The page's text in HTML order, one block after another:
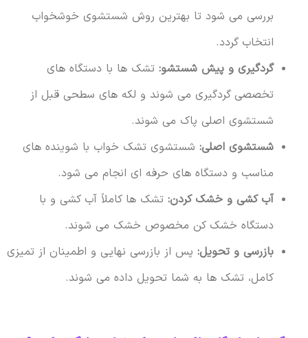
بررسی می شود تا بهترین روش شستشوی خوشخواب
انتخاب گردد.
گردگیری و پیش شستشو:تشک ها با دستگاه های
تخصصی گردگیری می شوند و لکه های سطحی قبل از
شستشوی اصلی پاک می شوند.
شستشوی اصلی:شستشوی تشک خواب با شوینده های
مناسب و دستگاه های حرفه ای انجام می شود.
آب کشی و خشک کردن:تشک ها کاملاً آب کشی و با
دستگاه خشک کن مخصوص خشک می شوند.
بازرسی و تحویل:پس از بازرسی نهایی و اطمینان از تمیزی
کامل، تشک ها به شما تحویل داده می شوند.